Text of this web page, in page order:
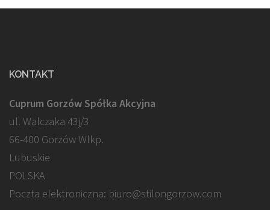
KONTAKT
Cuprum Gorzów Spółka Akcyjna
ul. Walczaka 43j/3
66-400 Gorzów Wlkp.
Lubuskie
POLSKA
Poczta elektroniczna: biuro@stilongorzow.com